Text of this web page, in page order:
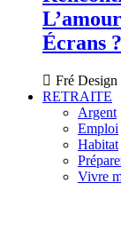
Écrans ?
Fré Design
RETRAITE
Argent
Emploi
Habitat
Vivre